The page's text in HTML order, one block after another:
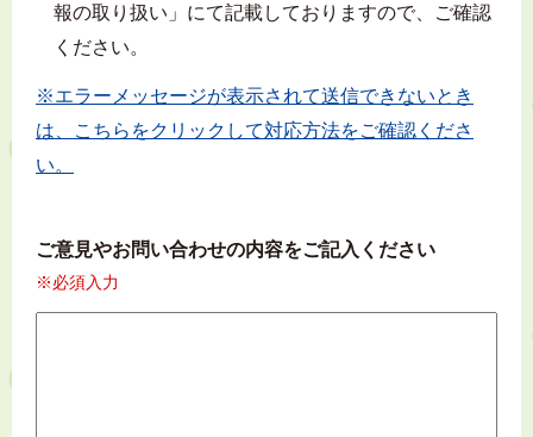
報の取り扱い」にて記載しておりますので、ご確認
ください。
※エラーメッセージが表示されて送信できないとき
は、こちらをクリックして対応方法をご確認くださ
い。
ご意見やお問い合わせの内容をご記入ください
※必須入力